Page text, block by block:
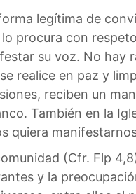
legítima de
procura con
su voz. No hay
realice en paz y
reciben un
También en la
quiera
(Cfr. Flp
y la